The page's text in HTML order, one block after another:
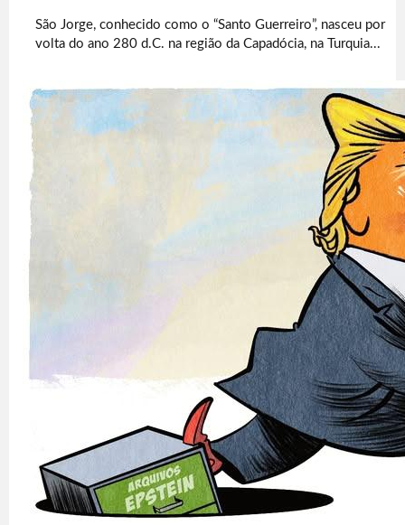
São Jorge, conhecido como o “Santo Guerreiro”, nasceu por
volta do ano 280 d.C. na região da Capadócia, na Turquia...